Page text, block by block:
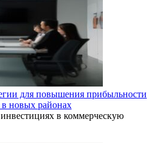
для повышения прибыльности
в новых районах
в коммерческую